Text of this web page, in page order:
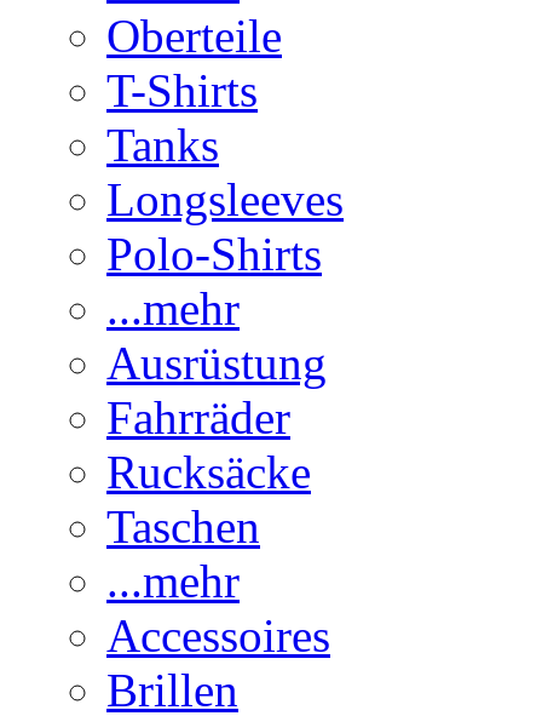
Oberteile
T-Shirts
Tanks
Longsleeves
Polo-Shirts
...mehr
Ausrüstung
Fahrräder
Rucksäcke
Taschen
...mehr
Accessoires
Brillen